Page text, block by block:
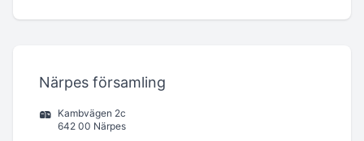
Närpes församling
Kambvägen 2c
642 00 Närpes